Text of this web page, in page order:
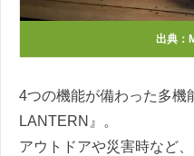
出典：
4つの機能が備わった多機
LANTERN』。
アウトドアや災害時など